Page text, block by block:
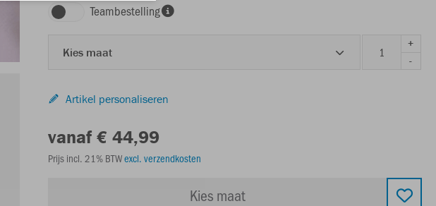
Teambestelling
Kies maat
+
-
Artikel personaliseren
vanaf € 44,99
Prijs incl. 21% BTWexcl. verzendkosten
Kies maat